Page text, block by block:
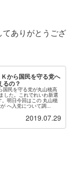
ありがとうござ
から国民を守る党へ
るの？
国民を守る党が丸山穂高
した。これでれいわ新選
明日今回はこの 丸山穂
へ入党について調...
2019.07.29